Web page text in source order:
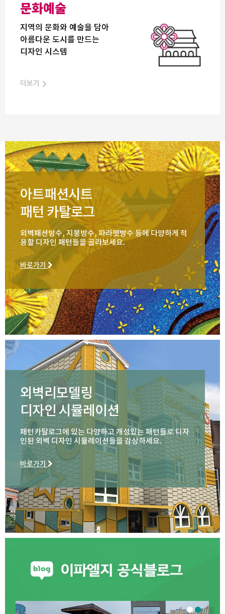
문화예술
지역의 문화와 예술을 담아
아름다운 도시를 만드는
디자인 시스템
더보기
아트패션시트
패턴 카탈로그
외벽패션방수, 지붕방수, 파라펫방수 등에 다양하게 적
용할 디자인 패턴들을 골라보세요.
바로가기
외벽리모델링
디자인 시뮬레이션
패턴카탈로그에 있는 다양하고 개성있는 패턴들로 디자
인된 외벽 디자인 시뮬레이션들을 감상하세요.
바로가기